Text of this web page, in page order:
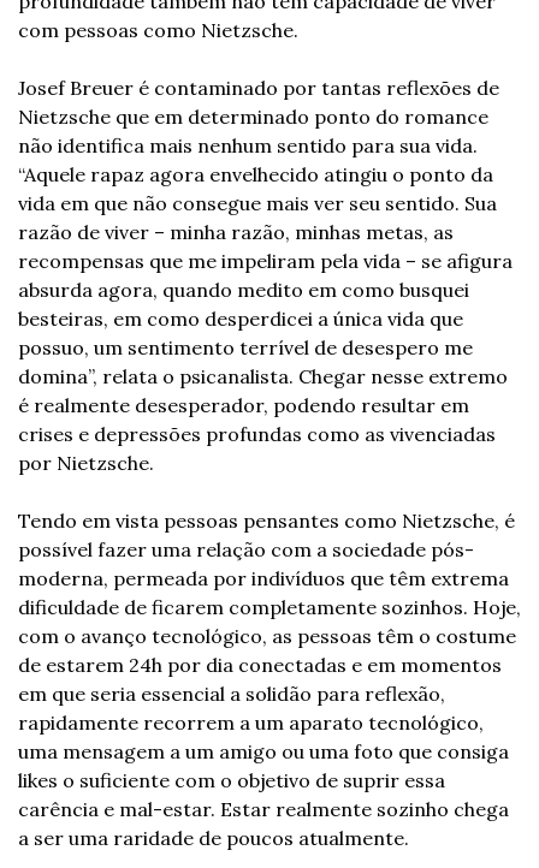
com pessoas como Nietzsche.
Josef Breuer é contaminado por tantas reflexões de
Nietzsche que em determinado ponto do romance
não identifica mais nenhum sentido para sua vida.
“Aquele rapaz agora envelhecido atingiu o ponto da
vida em que não consegue mais ver seu sentido. Sua
razão de viver – minha razão, minhas metas, as
recompensas que me impeliram pela vida – se afigura
absurda agora, quando medito em como busquei
besteiras, em como desperdicei a única vida que
possuo, um sentimento terrível de desespero me
domina”, relata o psicanalista. Chegar nesse extremo
é realmente desesperador, podendo resultar em
crises e depressões profundas como as vivenciadas
por Nietzsche.
Tendo em vista pessoas pensantes como Nietzsche, é
possível fazer uma relação com a sociedade pós-
moderna, permeada por indivíduos que têm extrema
dificuldade de ficarem completamente sozinhos. Hoje,
com o avanço tecnológico, as pessoas têm o costume
de estarem 24h por dia conectadas e em momentos
em que seria essencial a solidão para reflexão,
rapidamente recorrem a um aparato tecnológico,
uma mensagem a um amigo ou uma foto que consiga
likes o suficiente com o objetivo de suprir essa
carência e mal-estar. Estar realmente sozinho chega
a ser uma raridade de poucos atualmente.